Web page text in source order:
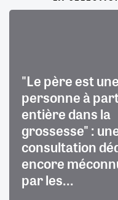
"Le père est une
personne à
entière dans la
grossesse" :
consultation
encore
par les...